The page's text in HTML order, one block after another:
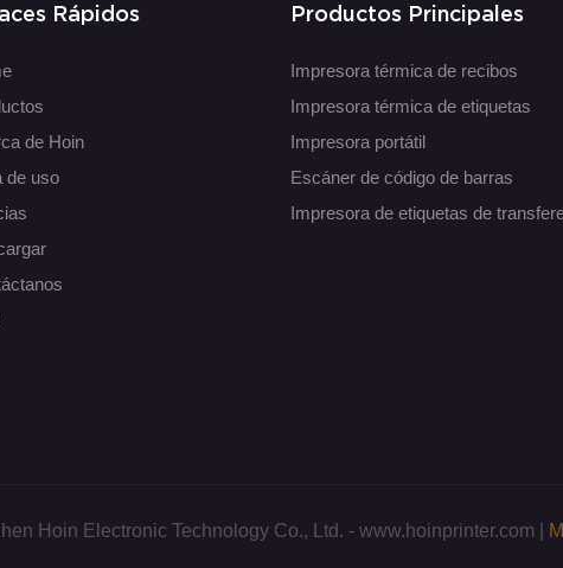
Rápidos
de Hoin
de uso
Productos Principales
Impresora térmica de recibos
Impresora térmica de etiquetas
Impresora portátil
Escáner de código de barras
Impresora de etiquetas de
Hoin Electronic Technology Co., Ltd. - www.hoinprinter.com |